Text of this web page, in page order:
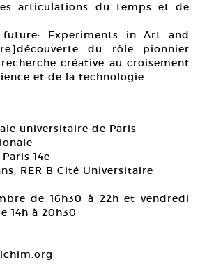
articulations du temps et de
Experiments in Art and
du rôle pionnier
recherche créative au croisement
et de la technologie.
universitaire de Paris
14e
RER B Cité Universitaire
de 16h30 à 22h et vendredi
14h à 20h30